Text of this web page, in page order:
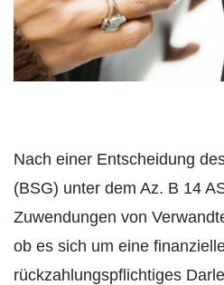
Nach einer Entscheidung
(BSG) unter dem Az. B 14
Zuwendungen von
ob es sich um eine
rückzahlungspflichtiges